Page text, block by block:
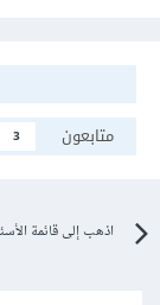
متابعون
3
اذهب إلى قائمة